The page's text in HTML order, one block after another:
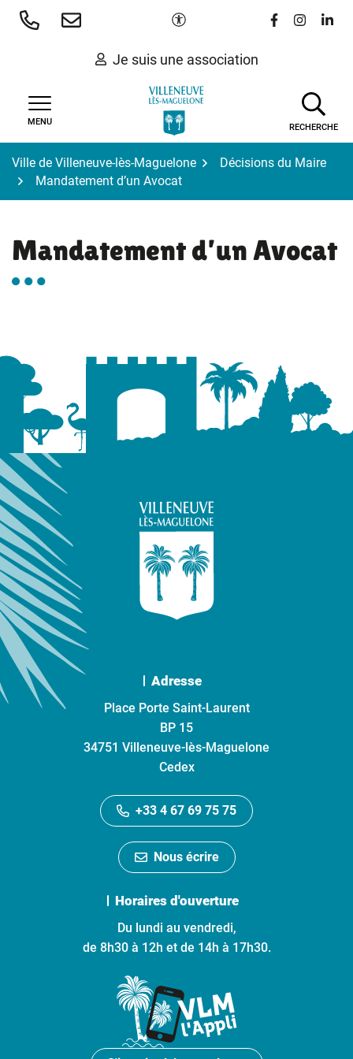
Aller
Paramètres d'accessibilité
Lien vers le
Lien vers
Lien
Je suis une association
MENU
RECHERCHE
Ville de Villeneuve-lès-Maguelone
Décisions du Maire
Mandatement d’un Avocat
Mandatement d’un Avocat
Adresse
Place Porte Saint-Laurent
BP 15
34751 Villeneuve-lès-Maguelone
Cedex
+33 4 67 69 75 75
Nous écrire
Horaires d'ouverture
Du lundi au vendredi,
de 8h30 à 12h et de 14h à 17h30.